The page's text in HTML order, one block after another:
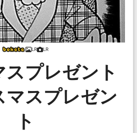
LR LR
スプレゼント
マスプレゼン
ト